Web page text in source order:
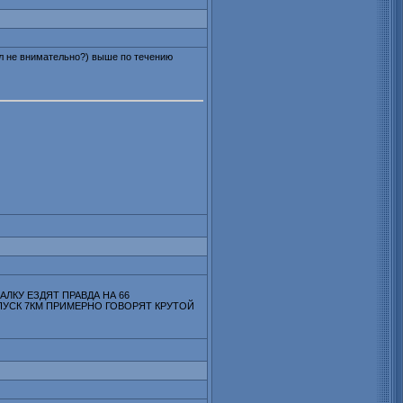
не внимательно?) выше по течению
ЕЗДЯТ ПРАВДА НА 66
7КМ ПРИМЕРНО ГОВОРЯТ КРУТОЙ